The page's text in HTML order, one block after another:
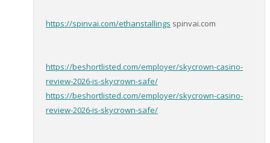
https://spinvai.com/ethanstallings spinvai.com
https://beshortlisted.com/employer/skycrown-casino-
review-2026-is-skycrown-safe/
https://beshortlisted.com/employer/skycrown-casino-
review-2026-is-skycrown-safe/